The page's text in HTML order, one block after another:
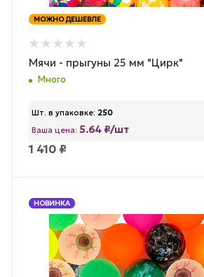
МОЖНО ДЕШЕВЛЕ
Мячи - прыгуны 25 мм "Цирк"
Много
Шт. в упаковке: 250
Ваша цена: 5.64 ₽/шт
1 410 ₽
НОВИНКА